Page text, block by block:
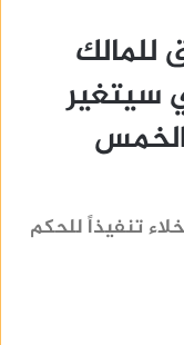
سيتغير
تنفيذاً للحكم